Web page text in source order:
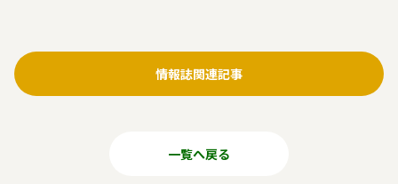
情報誌関連記事
一覧へ戻る